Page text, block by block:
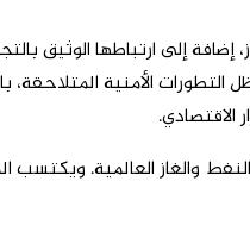
إلى ارتباطها الوثيق
الأمنية
والغاز العالمية. ويكتسب